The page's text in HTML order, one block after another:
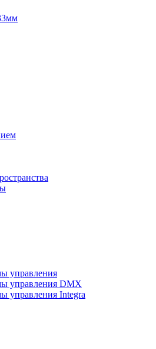
управления
управления DMX
управления Integra